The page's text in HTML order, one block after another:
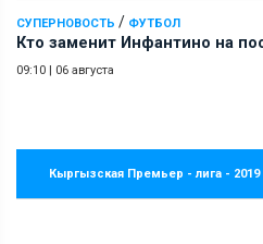
СУПЕРНОВОСТЬ / ФУТБОЛ
Кто заменит Инфантино на
09:10 06 августа
Кыргызская Премьер - лига - 2019